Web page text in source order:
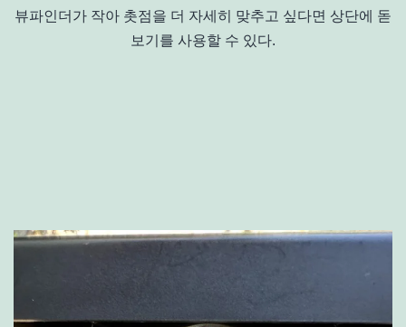
뷰파인더가 작아 촛점을 더 자세히 맞추고 싶다면 상단에 돋
보기를 사용할 수 있다.